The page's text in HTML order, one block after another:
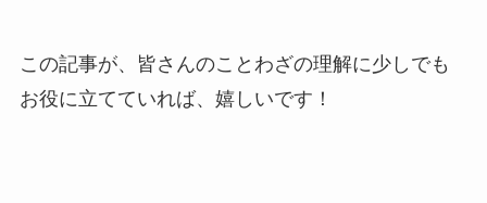
この記事が、皆さんのことわざの理解に少しでも
お役に立てていれば、嬉しいです！